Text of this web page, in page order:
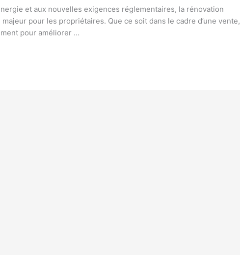
et aux nouvelles exigences réglementaires, la rénovation
pour les propriétaires. Que ce soit dans le cadre d’une vente,
pour améliorer …